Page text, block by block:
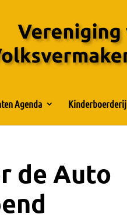
Agenda Kinderboerderij
de Auto